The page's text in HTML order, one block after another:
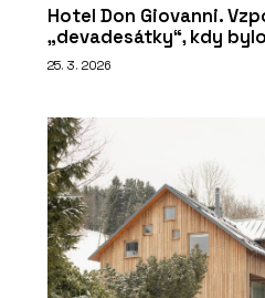
Hotel Don Giovanni.
„devadesátky“, kdy
25. 3. 2026